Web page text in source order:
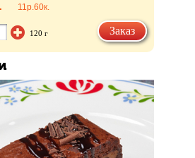
11р.60к.
120 г Заказ